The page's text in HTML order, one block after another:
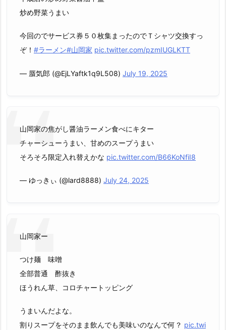
炒め野菜うまい
今回のでサービス券５０枚集まったのでＴシャツ交換すっ
ぞ！ #ラーメン#山岡家 pic.twitter.com/pzmIUGLKTT
— 蜃気郎 (@EjLYaftk1q9L508) July 19, 2025
山岡家の焦がし醤油ラーメン食べにキター
チャーシューうまい、甘めのスープうまい
そろそろ限定入れ替えかな pic.twitter.com/B66KoNfiI8
— ゆっきぃ (@lard8888) July 24, 2025
山岡家ー
つけ麺 味噌
全部普通 酢抜き
ほうれん草、コロチャートッピング
うまいんだよな。
割りスープをそのまま飲んでも美味いのなんで何？ pic.twi